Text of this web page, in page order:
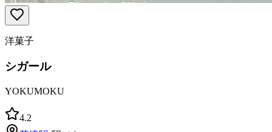
洋菓子
シガール
YOKUMOKU
4.2